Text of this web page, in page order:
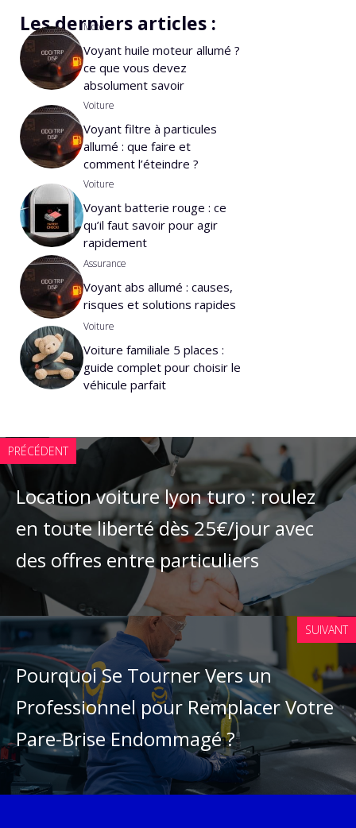
Les derniers articles :
Moto
Voyant huile moteur allumé ?
ce que vous devez
absolument savoir
Voiture
Voyant filtre à particules
allumé : que faire et
comment l’éteindre ?
Voiture
Voyant batterie rouge : ce
qu’il faut savoir pour agir
rapidement
Assurance
Voyant abs allumé : causes,
risques et solutions rapides
Voiture
Voiture familiale 5 places :
guide complet pour choisir le
véhicule parfait
PRÉCÉDENT
Location voiture lyon turo : roulez
en toute liberté dès 25€/jour avec
des offres entre particuliers
SUIVANT
Pourquoi Se Tourner Vers un
Professionnel pour Remplacer Votre
Pare-Brise Endommagé ?